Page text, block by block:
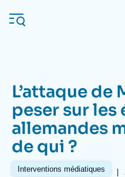
au
contenu
Navigation
principale
L'Ifri
Analyses
L’attaque de
peser sur
allemandes
de qui ?
Interventions médiatiques |